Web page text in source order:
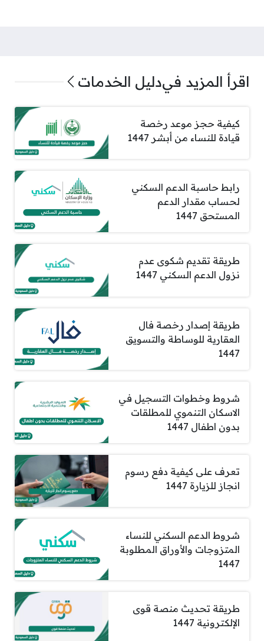
اقرأ المزيد فيدليل الخدمات
كيفية حجز موعد رخصة
قيادة للنساء من أبشر 1447
رابط حاسبة الدعم السكني
لحساب مقدار الدعم
المستحق 1447
طريقة تقديم شكوى عدم
نزول الدعم السكني 1447
طريقة إصدار رخصة فال
العقارية للوساطة والتسويق
1447
شروط وخطوات التسجيل في
الاسكان التنموي للمطلقات
بدون اطفال 1447
تعرف على كيفية دفع رسوم
انجاز للزيارة 1447
شروط الدعم السكني للنساء
المتزوجات والأوراق المطلوبة
1447
طريقة تحديث منصة قوى
الإلكترونية 1447